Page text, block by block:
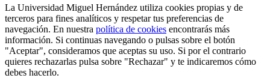
La Universidad Miguel Hernández utiliza cookies propias y de
terceros para fines analíticos y respetar tus preferencias de
navegación. En nuestra política de cookies encontrarás más
información. Si continuas navegando o pulsas sobre el botón
"Aceptar", consideramos que aceptas su uso. Si por el contrario
quieres rechazarlas pulsa sobre "Rechazar" y te indicaremos cómo
debes hacerlo.